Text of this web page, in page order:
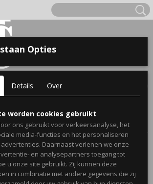
(0)
Cadeau's voor mama> Cadeau voor mama
Opties
Details Over
worden cookies gebruikt
ons gebruikt voor verkeersanalyse, het
media-functies en het personaliseren
Daarnaast verlenen we onze
en analysepartners toegang tot
u onze site gebruikt. Zij kunnen deze
in combinatie met andere gegevens die zij